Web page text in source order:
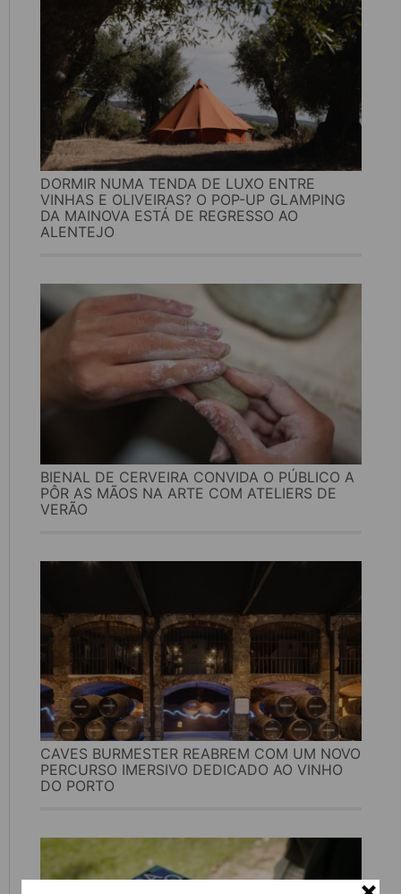
DORMIR NUMA TENDA DE LUXO ENTRE
VINHAS E OLIVEIRAS? O POP-UP GLAMPING
DA MAINOVA ESTÁ DE REGRESSO AO
ALENTEJO
BIENAL DE CERVEIRA CONVIDA O PÚBLICO A
PÔR AS MÃOS NA ARTE COM ATELIERS DE
VERÃO
CAVES BURMESTER REABREM COM UM NOVO
PERCURSO IMERSIVO DEDICADO AO VINHO
DO PORTO